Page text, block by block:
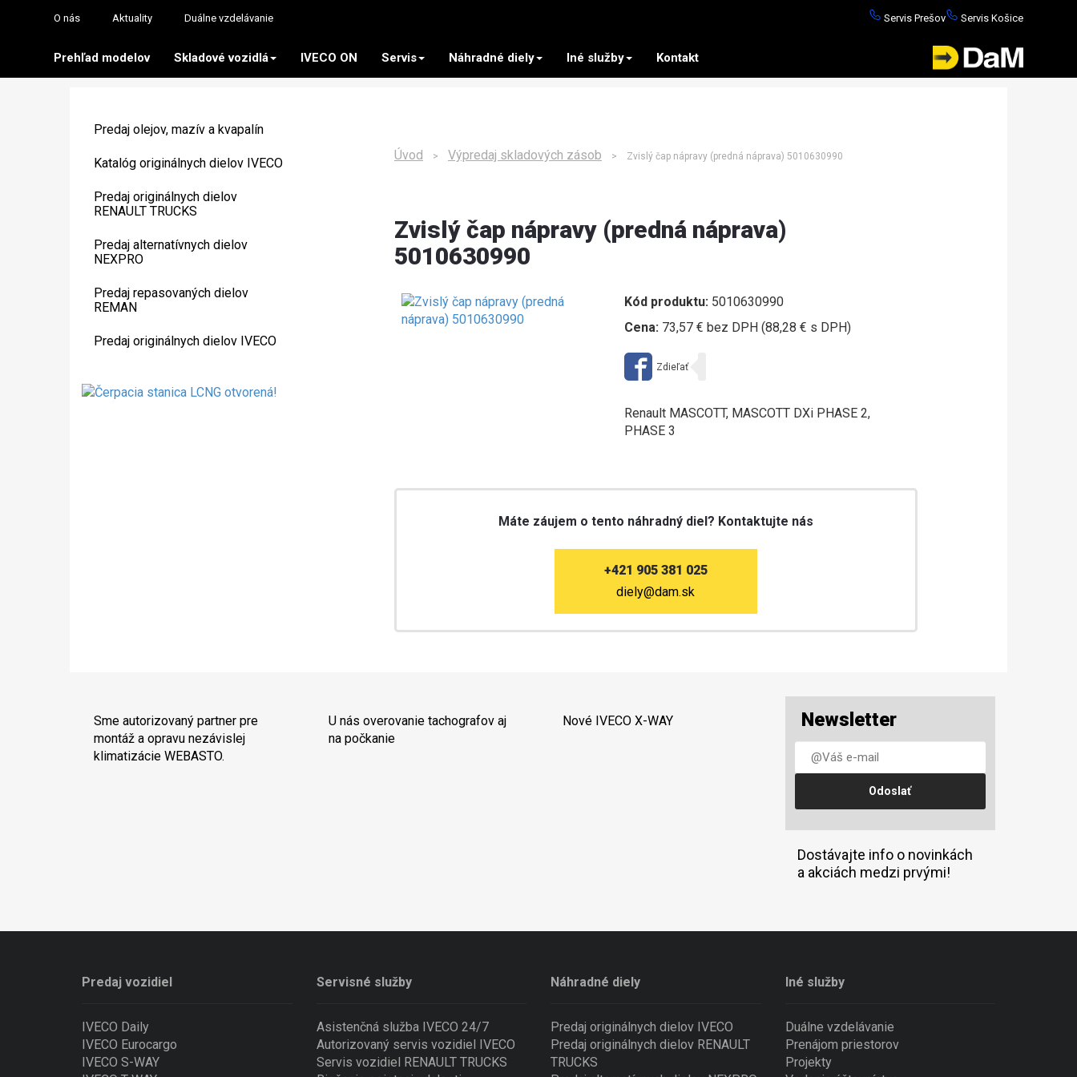
O nás Aktuality Duálne vzdelávanie Servis Prešov Servis Košice
Prehľad modelov Skladové vozidlá IVECO ON Servis Náhradné diely Iné služby Kontakt
Predaj olejov, mazív a kvapalín
Katalóg originálnych dielov IVECO
Predaj originálnych dielov
RENAULT TRUCKS
Predaj alternatívnych dielov
NEXPRO
Predaj repasovaných dielov
REMAN
Predaj originálnych dielov IVECO
Úvod > Výpredaj skladových zásob > Zvislý čap nápravy (predná náprava) 5010630990
Zvislý čap nápravy (predná náprava)
5010630990
Kód produktu:5010630990
Cena:73,57 € bez DPH (88,28 € s DPH)
Renault MASCOTT, MASCOTT DXi PHASE 2,
PHASE 3
Máte záujem o tento náhradný diel? Kontaktujte nás
+421 905 381 025
diely@dam.sk
Sme autorizovaný partner pre
montáž a opravu nezávislej
klimatizácie WEBASTO.
U nás overovanie tachografov aj
na počkanie
Nové IVECO X-WAY Newsletter
Dostávajte info o novinkách
a akciách medzi prvými!
Predaj vozidiel
IVECO Daily
IVECO Eurocargo
IVECO S-WAY
Servisné služby
Asistenčná služba IVECO 24/7
Autorizovaný servis vozidiel IVECO
Servis vozidiel RENAULT TRUCKS
Náhradné diely
Predaj originálnych dielov IVECO
Predaj originálnych dielov RENAULT
TRUCKS
Iné služby
Duálne vzdelávanie
Prenájom priestorov
Projekty